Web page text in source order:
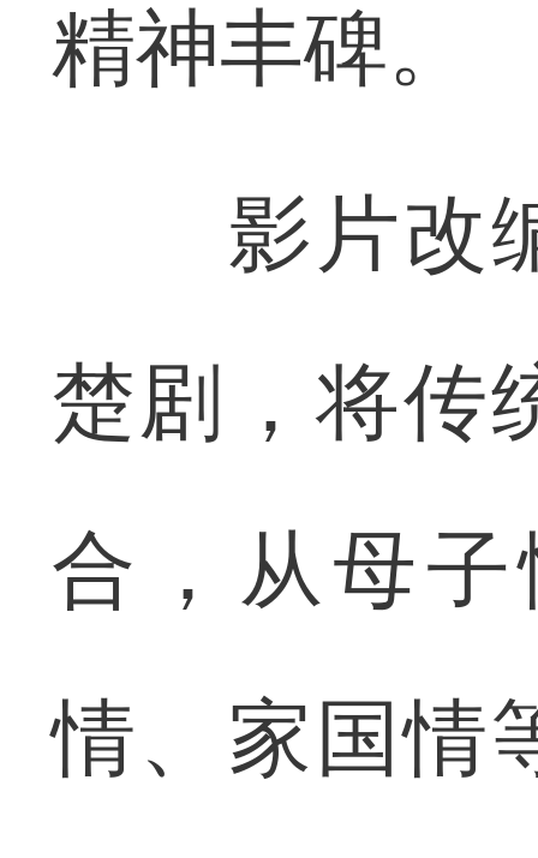
精神丰碑。
影片改编
楚剧，将传
合，从母
情、家国情